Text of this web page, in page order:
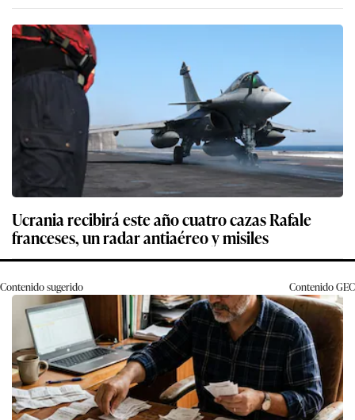
Ucrania recibirá este año cuatro cazas Rafale
franceses, un radar antiaéreo y misiles
Contenido sugerido ContenidoGEC